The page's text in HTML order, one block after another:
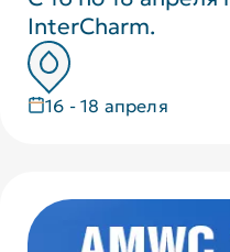
InterCharm.
16 - 18 апреля